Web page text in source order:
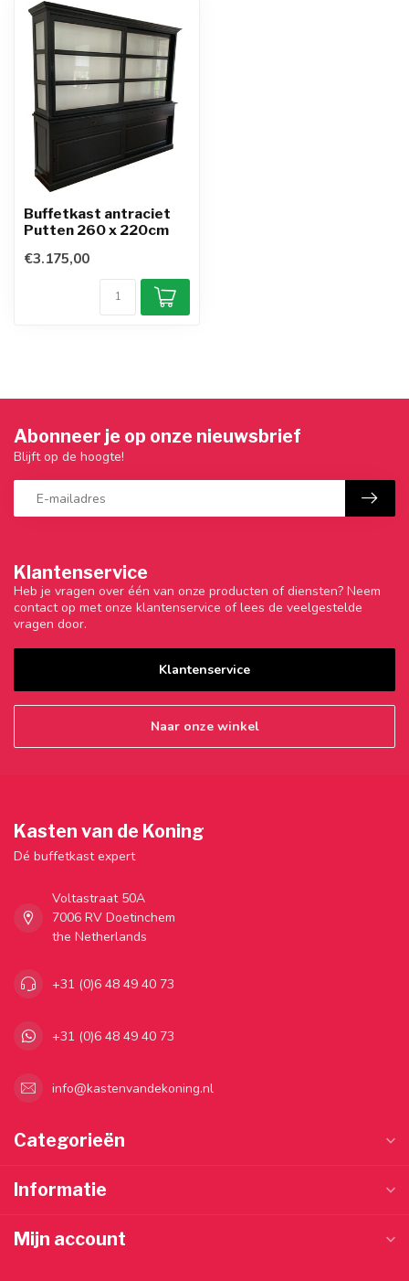
Buffetkast antraciet
Putten 260 x 220cm
€3.175,00
Klantenservice
Heb je vragen over één van onze producten of diensten? Neem
contact op met onze klantenservice of lees de veelgestelde
vragen door.
Klantenservice
Naar onze winkel
Abonneer je op onze nieuwsbrief
Blijft op de hoogte!
Kasten van de Koning
Dé buffetkast expert
Voltastraat 50A
7006 RV Doetinchem
the Netherlands
+31 (0)6 48 49 40 73
+31 (0)6 48 49 40 73
info@kastenvandekoning.nl
Categorieën
Informatie
Mijn account